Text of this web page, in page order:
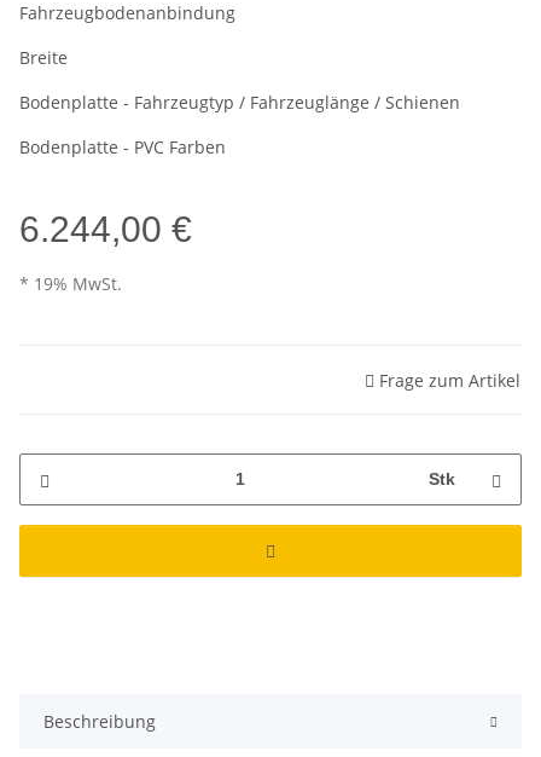
Fahrzeugbodenanbindung
Breite
Bodenplatte - Fahrzeugtyp / Fahrzeuglänge / Schienen
Bodenplatte - PVC Farben
6.244,00 €
* 19% MwSt.
Frage zum Artikel
Stk
Beschreibung